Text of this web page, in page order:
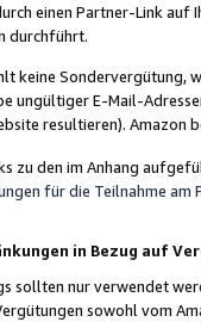
einen Partner-Link
durchführt.
keine Sondervergütung,
ungültiger E-Mail-
resultieren). Amazon
zu den im Anhang
für die Teilnahme am
in Bezug auf
sollten nur verwendet
sowohl vom